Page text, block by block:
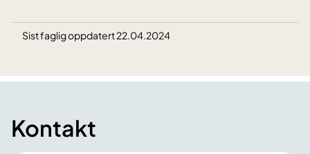
Sist faglig oppdatert 22.04.2024
Kontakt